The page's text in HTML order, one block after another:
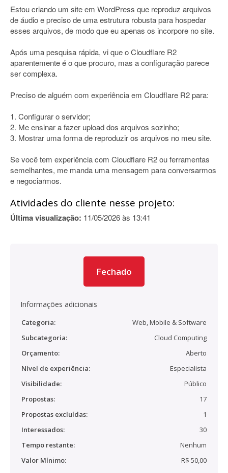
Estou criando um site em WordPress que reproduz arquivos
de áudio e preciso de uma estrutura robusta para hospedar
esses arquivos, de modo que eu apenas os incorpore no site.
Após uma pesquisa rápida, vi que o Cloudflare R2
aparentemente é o que procuro, mas a configuração parece
ser complexa.
Preciso de alguém com experiência em Cloudflare R2 para:
1. Configurar o servidor;
2. Me ensinar a fazer upload dos arquivos sozinho;
3. Mostrar uma forma de reproduzir os arquivos no meu site.
Se você tem experiência com Cloudflare R2 ou ferramentas
semelhantes, me manda uma mensagem para conversarmos
e negociarmos.
Atividades do cliente nesse projeto:
Última visualização: 11/05/2026 às 13:41
Fechado
Informações adicionais
Categoria:
Web, Mobile & Software
Subcategoria:
Cloud Computing
Orçamento:
Aberto
Nível de experiência:
Especialista
Visibilidade:
Público
Propostas:
17
Propostas excluídas:
1
Interessados:
30
Tempo restante:
Nenhum
Valor Mínimo:
R$ 50,00